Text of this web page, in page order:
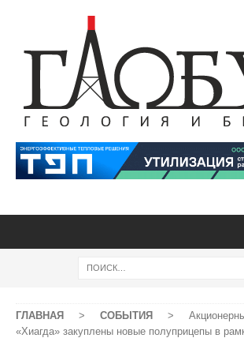
ГЛАВНАЯ > СОБЫТИЯ >
«Хиагда» закуплены новые полуприцепы в